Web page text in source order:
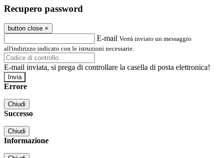
Recupero password
button close ×
E-mail Verrà inviato un messaggio
all'indirizzo indicato con le istruzioni necessarie.
E-mail inviata, si prega di controllare la casella di posta elettronica!
Errore
Chiudi
Successo
Chiudi
Informazione